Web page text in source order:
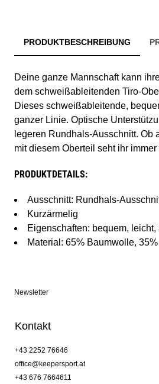
PRODUKTBESCHREIBUNG
Deine ganze Mannschaft kann
dem schweißableitenden Tiro-
Dieses schweißableitende,
ganzer Linie. Optische
legeren Rundhals-Ausschnitt. Ob
mit diesem Oberteil seht ihr
PRODUKTDETAILS:
Ausschnitt: Rundhals-
Kurzärmelig
Eigenschaften: bequem,
Material: 65% Baumwolle,
Newsletter
Kontakt
+43 2252 76646
office@keepersport.at
+43 676 7664611